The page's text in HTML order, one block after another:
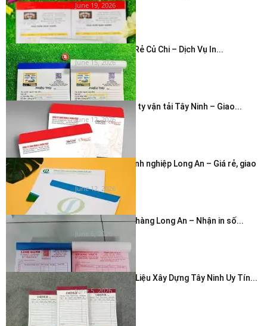
June 19, 2026
In Hóa Đơn Giá Rẻ Củ Chi – Dịch Vụ In...
June 15, 2026
In bao thư công ty vận tải Tây Ninh – Giao...
June 12, 2026
In phong bì doanh nghiệp Long An – Giá rẻ, giao
nhanh...
June 12, 2026
In hóa đơn cửa hàng Long An – Nhận in số...
June 6, 2026
In Hóa Đơn Vật Liệu Xây Dựng Tây Ninh Uy Tín...
June 5, 2026